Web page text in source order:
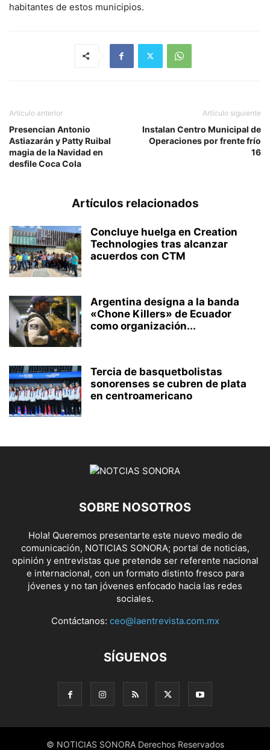
habitantes de estos municipios.
Artículo anterior
Presencian Antonio
Astiazarán y Patty Ruibal
magia de la Navidad en
desfile Coca Cola
Artículo siguiente
Instalan Centro Municipal de
Operaciones por frente frío
16
Artículos relacionados
Concluye huelga en Creation
Technologies tras alcanzar
acuerdos con CTM
Argentina designa a la banda
«Chone Killers» de Ecuador
como organización...
Tercia de basquetbolistas
sonorenses se cubren de plata
en centroamericano
SOBRE NOSOTROS
Hola! Queremos presentarte este nuevo medio de
comunicación, NOTICIAS SONORA; portal de noticias,
opinión y entrevistas que pretende ser referente nacional
e internacional, con un formato distinto fresco para
jóvenes y no tan jóvenes enfocado hacia las redes
sociales.
Contáctanos: ceo@laentrevista.com.mx
SÍGUENOS
© NOTICIAS SONORA Derechos Reservados